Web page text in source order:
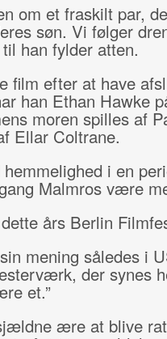
om et fraskilt par,
søn. Vi følger
han fylder atten.
film efter at have
han Ethan Hawke
moren spilles af
Ellar Coltrane.
i en
Malmros være
års Berlin
mening således i
der synes
et.”
ære at blive